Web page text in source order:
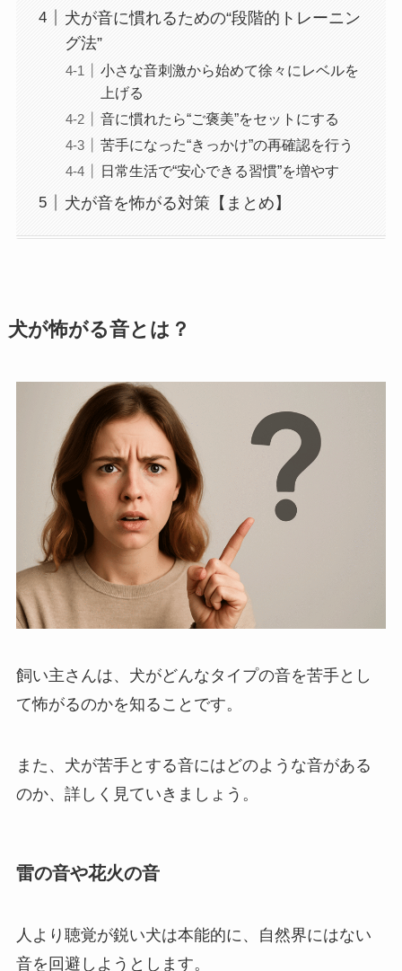
犬が音に慣れるための“段階的トレーニン
グ法”
小さな音刺激から始めて徐々にレベルを
上げる
音に慣れたら“ご褒美”をセットにする
苦手になった“きっかけ”の再確認を行う
日常生活で“安心できる習慣”を増やす
犬が音を怖がる対策【まとめ】
犬が怖がる音とは？
飼い主さんは、犬がどんなタイプの音を苦手とし
て怖がるのかを知ることです。
また、犬が苦手とする音にはどのような音がある
のか、詳しく見ていきましょう。
雷の音や花火の音
人より聴覚が鋭い犬は本能的に、自然界にはない
音を回避しようとします。